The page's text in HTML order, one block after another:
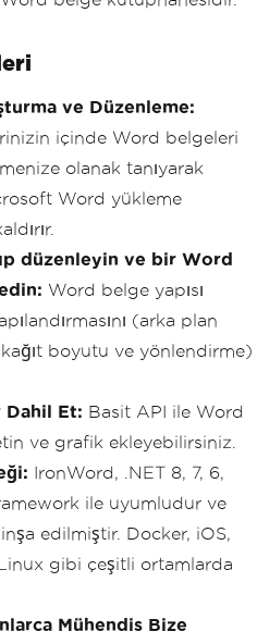
ve Düzenleme:
içinde Word belgeleri
olanak tanıyarak
Word yükleme
düzenleyin ve bir Word
Word belge yapısı
(arka plan
boyutu ve yönlendirme)
Dahil Et: Basit API ile Word
ve grafik ekleyebilirsiniz.
IronWord, .NET 8, 7, 6,
ile uyumludur ve
edilmiştir. Docker, iOS,
gibi çeşitli ortamlarda
Mühendis Bize